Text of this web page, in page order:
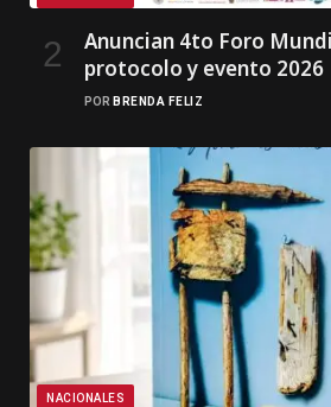
Anuncian 4to Foro
protocolo y evento 2026
POR BRENDA FELIZ
NACIONALES